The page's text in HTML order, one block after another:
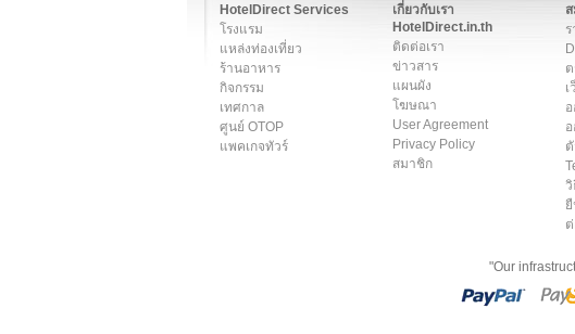
HotelDirect Services
โรงแรม
แหล่งท่องเที่ยว
ร้านอาหาร
กิจกรรม
เทศกาล
ศูนย์ OTOP
แพคเกจทัวร์
เกี่ยวกับเรา
HotelDirect.in.th
ติดต่อเรา
ข่าวสาร
แผนผัง
โฆษณา
User Agreement
Privacy Policy
สมาชิก
วิ
"Our